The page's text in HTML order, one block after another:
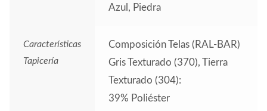
Azul, Piedra
Características
Tapicería
Composición Telas (RAL-BAR)
Gris Texturado (370), Tierra
Texturado (304):
39% Poliéster